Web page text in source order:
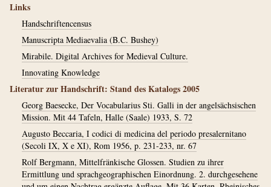
Links
Handschriftencensus
Manuscripta Mediaevalia (B.C. Bushey)
Mirabile. Digital Archives for Medieval Culture.
Innovating Knowledge
Literatur zur Handschrift: Stand des Katalogs 2005
Georg Baesecke, Der Vocabularius Sti. Galli in der angelsächsischen
Mission. Mit 44 Tafeln, Halle (Saale) 1933, S. 72
Augusto Beccaria, I codici di medicina del periodo presalernitano
(Secoli IX, X e XI), Rom 1956, p. 231-233, nr. 67
Rolf Bergmann, Mittelfränkische Glossen. Studien zu ihrer
Ermittlung und sprachgeographischen Einordnung. 2. durchgesehene